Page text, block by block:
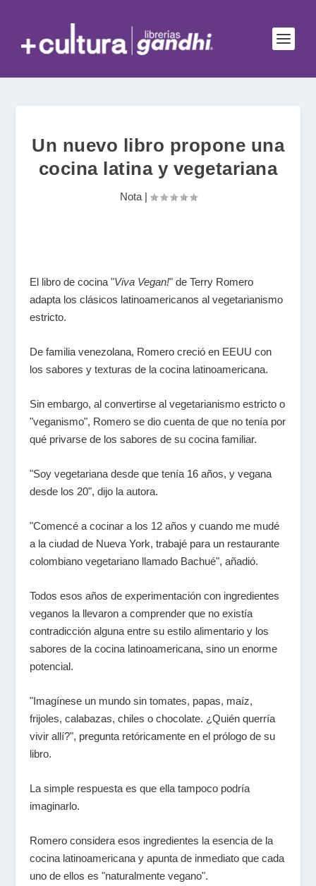
Un nuevo libro propone una
cocina latina y vegetariana
Nota|
El libro de cocina "Viva Vegan!" de Terry Romero
adapta los clásicos latinoamericanos al vegetarianismo
estricto.
De familia venezolana, Romero creció en EEUU con
los sabores y texturas de la cocina latinoamericana.
Sin embargo, al convertirse al vegetarianismo estricto o
"veganismo", Romero se dio cuenta de que no tenía por
qué privarse de los sabores de su cocina familiar.
"Soy vegetariana desde que tenía 16 años, y vegana
desde los 20", dijo la autora.
"Comencé a cocinar a los 12 años y cuando me mudé
a la ciudad de Nueva York, trabajé para un restaurante
colombiano vegetariano llamado Bachué", añadió.
Todos esos años de experimentación con ingredientes
veganos la llevaron a comprender que no existía
contradicción alguna entre su estilo alimentario y los
sabores de la cocina latinoamericana, sino un enorme
potencial.
"Imagínese un mundo sin tomates, papas, maíz,
frijoles, calabazas, chiles o chocolate. ¿Quién querría
vivir allí?", pregunta retóricamente en el prólogo de su
libro.
La simple respuesta es que ella tampoco podría
imaginarlo.
Romero considera esos ingredientes la esencia de la
cocina latinoamericana y apunta de inmediato que cada
uno de ellos es "naturalmente vegano".